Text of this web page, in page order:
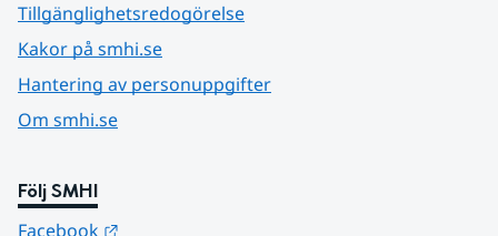
Tillgänglighetsredogörelse
Kakor på smhi.se
Hantering av personuppgifter
Om smhi.se
Följ SMHI
Facebook